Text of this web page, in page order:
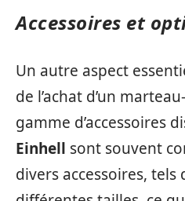
Accessoires et
Un autre aspect
de l’achat d’un
gamme d’accessoires
Einhell sont souvent
divers accessoires, tels